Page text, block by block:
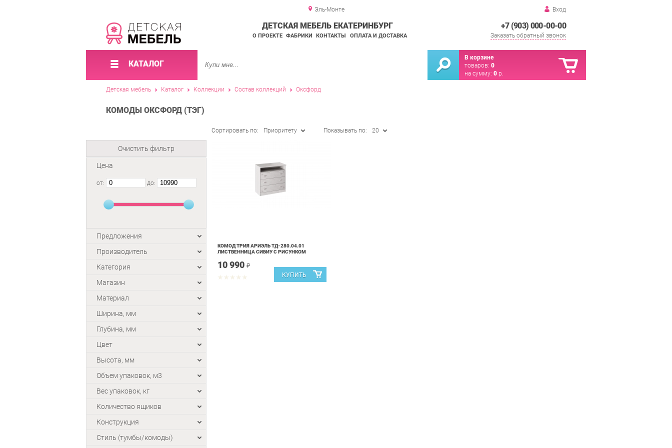
Эль-Монте Вход
+7 (903) 000-00-00
Заказать обратный звонок
ДЕТСКАЯ МЕБЕЛЬ ЕКАТЕРИНБУРГ
О ПРОЕКТЕ ФАБРИКИ КОНТАКТЫ ОПЛАТА И ДОСТАВКА
КАТАЛОГ
В корзине
товаров: 0
на сумму: 0 р.
Детская мебель Каталог Коллекции Состав коллекций Оксфорд
КОМОДЫ ОКСФОРД (ТЭГ)
Очистить фильтр
Цена
от: до:
Предложения
Производитель
Категория
Магазин
Материал
Ширина, мм
Глубина, мм
Цвет
Высота, мм
Объем упаковок, м3
Вес упаковок, кг
Количество ящиков
Конструкция
Стиль (тумбы/комоды)
Сортировать по: Приоритету Показывать по: 20
КОМОД ТРИЯ АРИЭЛЬ ТД-280.04.01
ЛИСТВЕННИЦА СИБИУ С РИСУНКОМ
10 990 ₽